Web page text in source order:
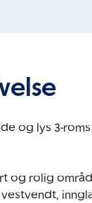
og lys 3-
og rolig